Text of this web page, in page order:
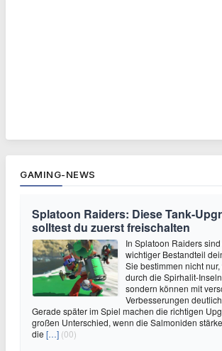
GAMING-NEWS
Splatoon Raiders: Diese Tank-
solltest du zuerst freischalten
In Splatoon Raiders
wichtiger Bestandteil
Sie bestimmen nicht
durch die Spirhalit-
sondern können mit
Verbesserungen
Gerade später im Spiel machen die richtigen
großen Unterschied, wenn die Salmoniden
die […] (00)